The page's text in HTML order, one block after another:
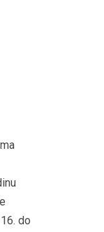
do